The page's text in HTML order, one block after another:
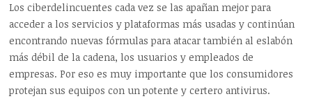
Los ciberdelincuentes cada vez se las apañan mejor para
acceder a los servicios y plataformas más usadas y continúan
encontrando nuevas fórmulas para atacar también al eslabón
más débil de la cadena, los usuarios y empleados de
empresas. Por eso es muy importante que los consumidores
protejan sus equipos con un potente y certero antivirus.